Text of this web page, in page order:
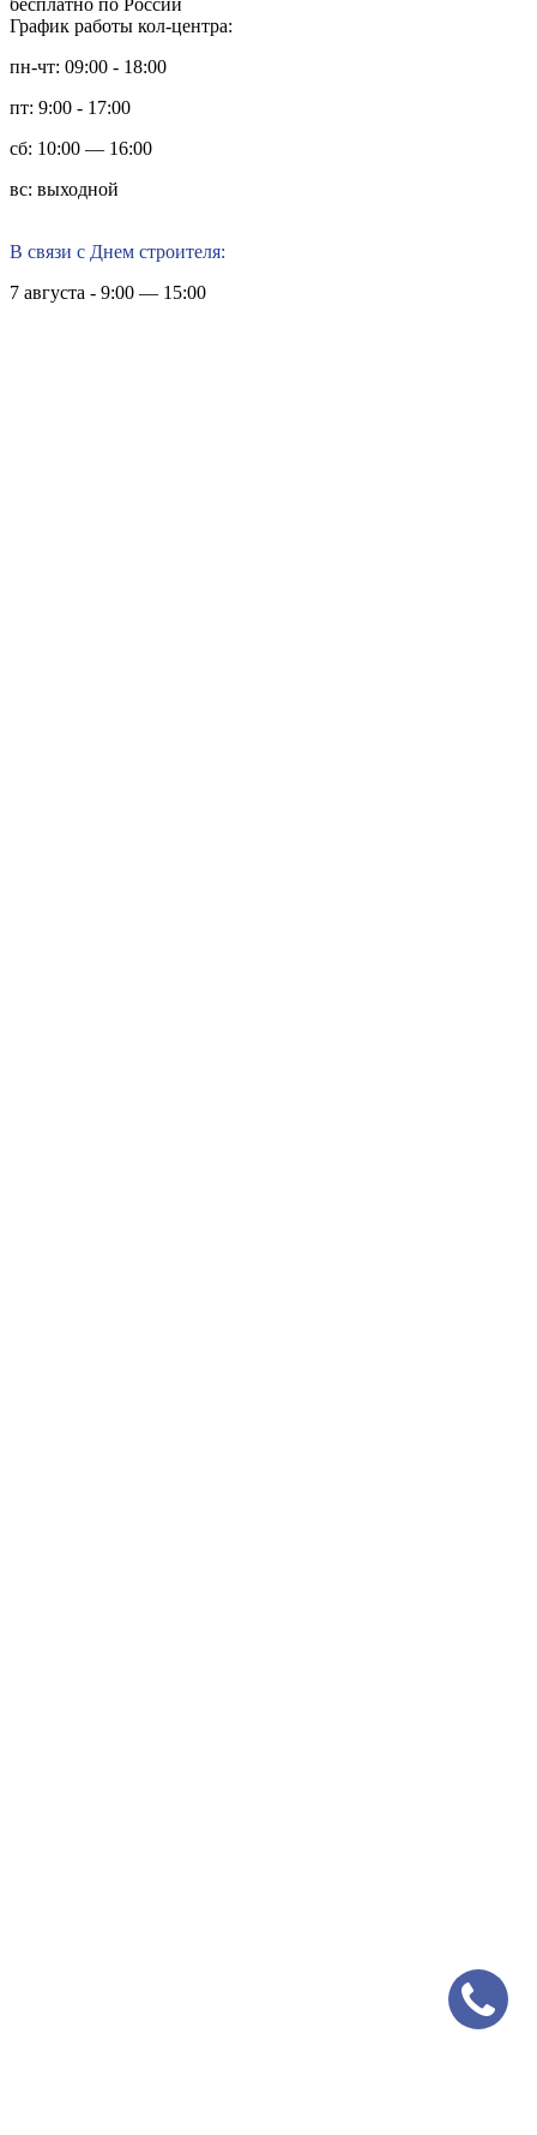
бесплатно по России
График работы кол-центра:
пн-чт: 09:00 - 18:00
пт: 9:00 - 17:00
сб: 10:00 — 16:00
вс: выходной
В связи с Днем строителя:
7 августа - 9:00 — 15:00